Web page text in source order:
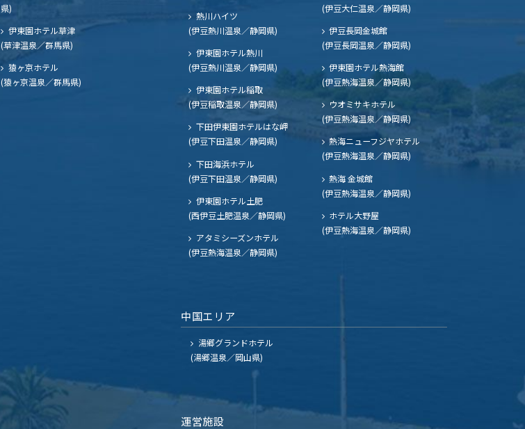
県)
伊東園ホテル草津
(草津温泉／群馬県)
猿ヶ京ホテル
(猿ヶ京温泉／群馬県)
熱川ハイツ
(伊豆熱川温泉／静岡県)
伊東園ホテル熱川
(伊豆熱川温泉／静岡県)
伊東園ホテル稲取
(伊豆稲取温泉／静岡県)
下田伊東園ホテルはな岬
(伊豆下田温泉／静岡県)
下田海浜ホテル
(伊豆下田温泉／静岡県)
伊東園ホテル土肥
(西伊豆土肥温泉／静岡県)
(伊豆大仁温泉／静岡県)
伊豆長岡金城館
(伊豆長岡温泉／静岡県)
伊東園ホテル熱海館
(伊豆熱海温泉／静岡県)
ウオミサキホテル
(伊豆熱海温泉／静岡県)
熱海ニューフジヤホテル
(伊豆熱海温泉／静岡県)
熱海 金城館
(伊豆熱海温泉／静岡県)
ホテル大野屋
(伊豆熱海温泉／静岡県)
アタミシーズンホテル
(伊豆熱海温泉／静岡県)
中国エリア
湯郷グランドホテル
(湯郷温泉／岡山県)
運営施設